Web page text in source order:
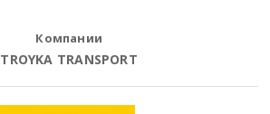
Компании
TROYKA TRANSPORT